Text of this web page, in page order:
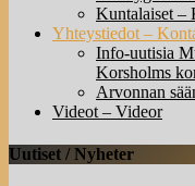
Kuntalaiset –
Yhteystiedot –
Info-uutisia
Korsholms
Arvonnan
Videot – Videor
Uutiset / Nyheter